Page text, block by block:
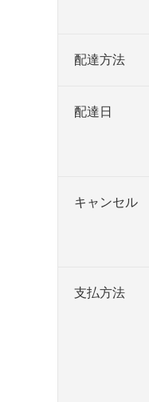
配達方法
配達日
キャンセル
支払方法